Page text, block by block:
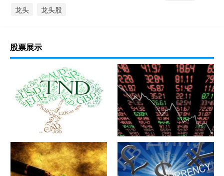
龙头 龙头股
股票展示
军工股[中简科技](300777)的公
司详细资料
军工股[上海瀚讯](300762)的公
司详细资料